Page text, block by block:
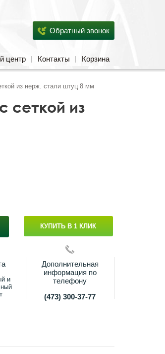
Обратный звонок
центр Контакты Корзина
из нерж. стали штуц 8 мм
сеткой из
КУПИТЬ В 1 КЛИК
и
Дополнительная
информация по
телефону
(473) 300-37-77